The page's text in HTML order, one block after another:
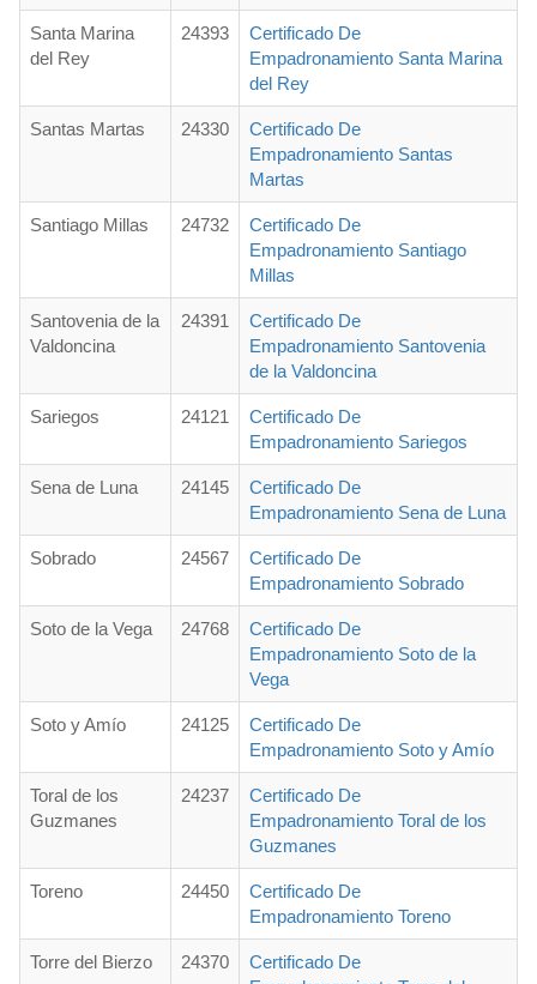
Santa Marina
del Rey
24393
Certificado De
Empadronamiento Santa Marina
del Rey
Santas Martas 24330
Certificado De
Empadronamiento Santas
Martas
Santiago Millas 24732
Certificado De
Empadronamiento Santiago
Millas
Santovenia de la
Valdoncina
24391
Certificado De
Empadronamiento Santovenia
de la Valdoncina
Sariegos 24121
Certificado De
Empadronamiento Sariegos
Sena de Luna 24145
Certificado De
Empadronamiento Sena de Luna
Sobrado 24567
Certificado De
Empadronamiento Sobrado
Soto de la Vega 24768
Certificado De
Empadronamiento Soto de la
Vega
Soto y Amío 24125
Certificado De
Empadronamiento Soto y Amío
Toral de los
Guzmanes
24237
Certificado De
Empadronamiento Toral de los
Guzmanes
Toreno 24450
Certificado De
Empadronamiento Toreno
Torre del Bierzo 24370
Certificado De